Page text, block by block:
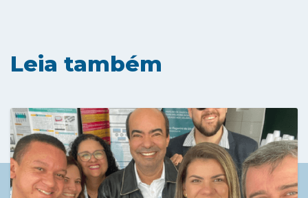
Leia também